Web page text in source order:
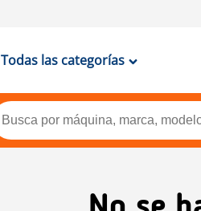
Todas las categorías